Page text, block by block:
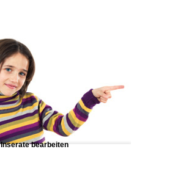
Inserate bearbeiten